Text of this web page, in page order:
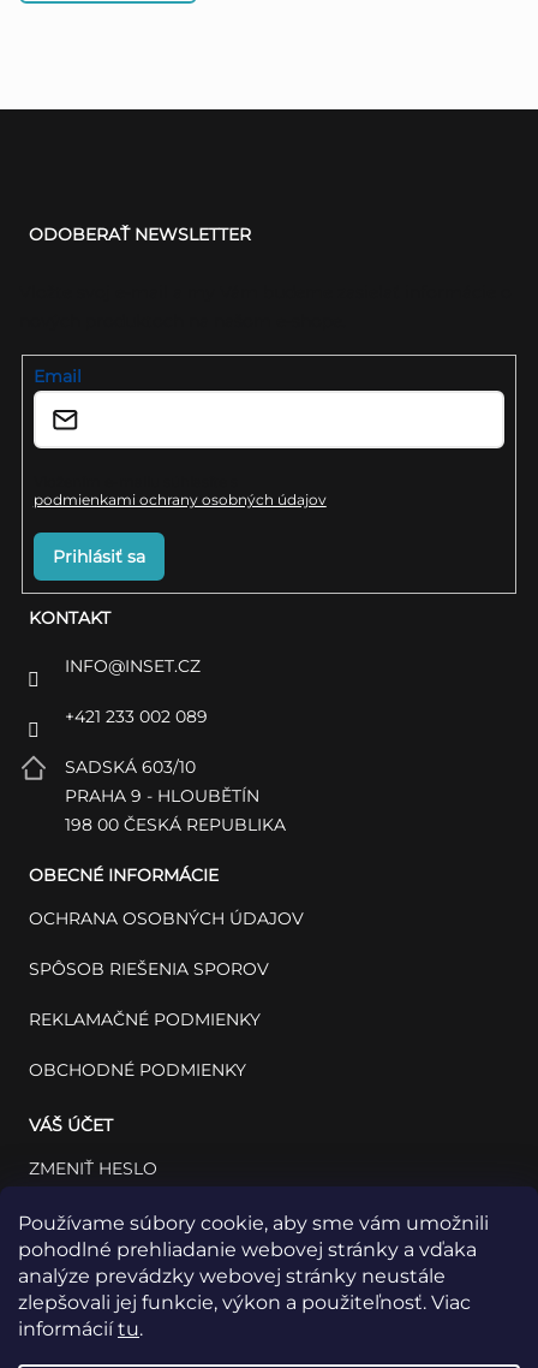
Používame súbory cookie, aby sme vám umožnili
pohodlné prehliadanie webovej stránky a vďaka
analýze prevádzky webovej stránky neustále
zlepšovali jej funkcie, výkon a použiteľnosť. Viac
informáciítu.
KONTAKT
INFO@INSET.CZ
+421 233 002 089
SADSKÁ 603/10
PRAHA 9 - HLOUBĚTÍN
198 00 ČESKÁ REPUBLIKA
OBECNÉ INFORMÁCIE
OCHRANA OSOBNÝCH ÚDAJOV
SPÔSOB RIEŠENIA SPOROV
REKLAMAČNÉ PODMIENKY
OBCHODNÉ PODMIENKY
VÁŠ ÚČET
ZMENIŤ HESLO
VÁŠ PROFIL
VAŠE OBJEDNÁVKY
ODOBERAŤ NEWSLETTER
Email
podmienkami ochrany osobných údajov
Prihlásiť sa